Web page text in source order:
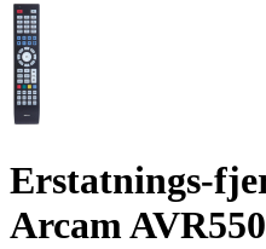
Erstatnings-
Arcam AVR550